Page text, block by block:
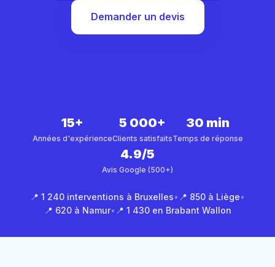
Demander un devis
15+
Années d'expérience
5 000+
Clients satisfaits
30 min
Temps de réponse
4.9/5
Avis Google (500+)
📍 1 240 interventions à Bruxelles• 📍 850 à Liège•
📍 620 à Namur• 📍 1 430 en Brabant Wallon